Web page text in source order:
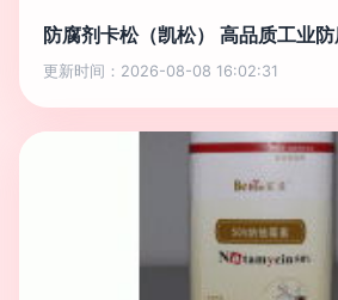
防腐剂卡松（凯松） 高品质工业
更新时间：2026-08-08 16:02:31